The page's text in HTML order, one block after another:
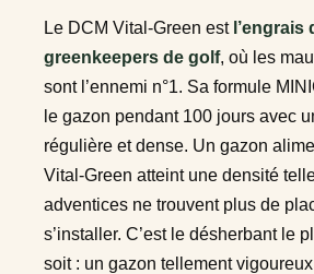
Le DCM Vital-Green est l’engrais
greenkeepers de golf, où les
sont l’ennemi n°1. Sa formule
le gazon pendant 100 jours avec
régulière et dense. Un gazon
Vital-Green atteint une densité
adventices ne trouvent plus de
s’installer. C’est le désherbant le
soit : un gazon tellement